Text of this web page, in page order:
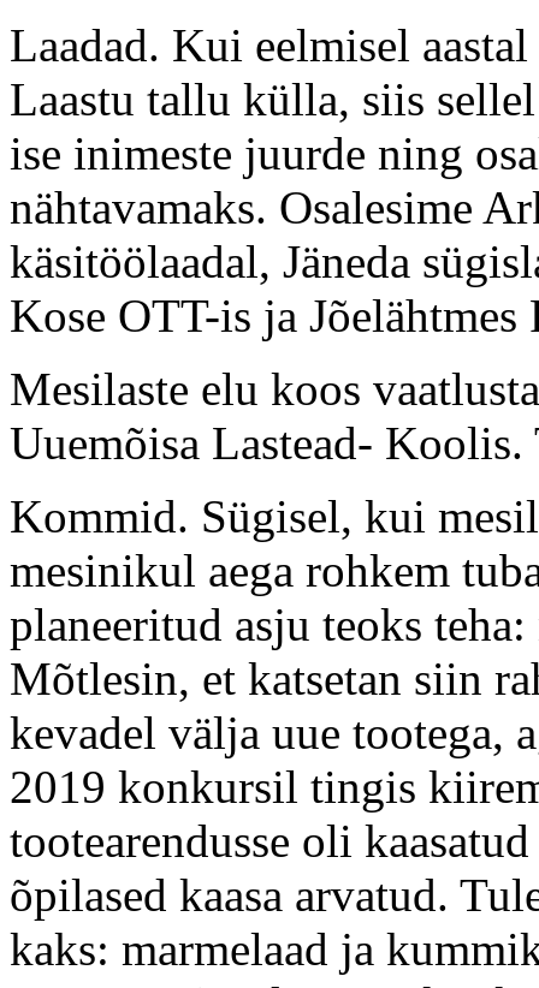
Laadad. Kui eelmisel
Laastu tallu külla, siis
ise inimeste juurde ning
nähtavamaks. Osalesime
käsitöölaadal, Jäneda
Kose OTT-is ja
Mesilaste elu koos
Uuemõisa Lastead-
Kommid. Sügisel, kui
mesinikul aega rohkem
planeeritud asju teoks
Mõtlesin, et katsetan siin
kevadel välja uue tootega,
2019 konkursil tingis
tootearendusse oli
õpilased kaasa arvatud.
kaks: marmelaad ja